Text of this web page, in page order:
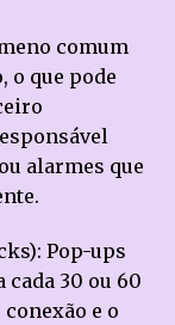
comum
o que pode
alarmes que
Pop-ups
cada 30 ou 60
e o